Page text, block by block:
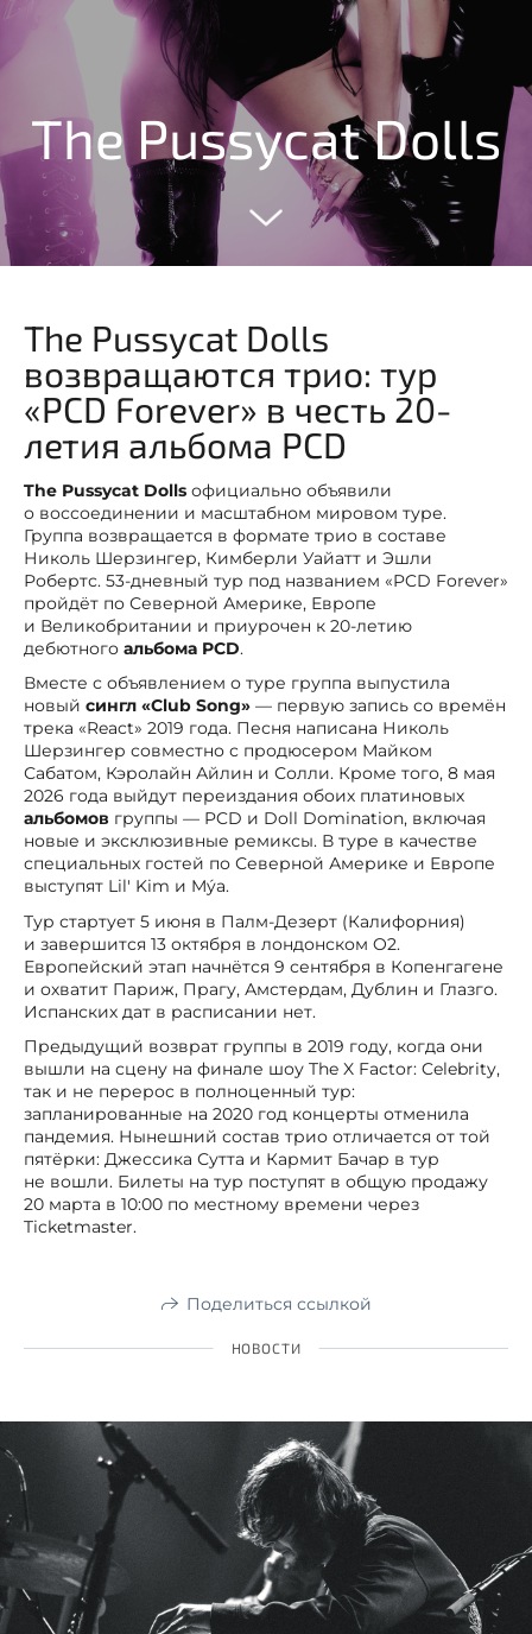
The Pussycat Dolls
The Pussycat Dolls
возвращаются трио: тур
«PCD Forever» в честь 20-
летия альбома PCD
The Pussycat Dolls официально объявили
о воссоединении и масштабном мировом туре.
Группа возвращается в формате трио в составе
Николь Шерзингер, Кимберли Уайатт и Эшли
Робертс. 53-дневный тур под названием «PCD Forever»
пройдёт по Северной Америке, Европе
и Великобритании и приурочен к 20-летию
дебютного альбома PCD.
Вместе с объявлением о туре группа выпустила
новый сингл «Club Song» — первую запись со времён
трека «React» 2019 года. Песня написана Николь
Шерзингер совместно с продюсером Майком
Сабатом, Кэролайн Айлин и Солли. Кроме того, 8 мая
2026 года выйдут переиздания обоих платиновых
альбомов группы — PCD и Doll Domination, включая
новые и эксклюзивные ремиксы. В туре в качестве
специальных гостей по Северной Америке и Европе
выступят Lil' Kim и Mýa.
Тур стартует 5 июня в Палм-Дезерт (Калифорния)
и завершится 13 октября в лондонском O2.
Европейский этап начнётся 9 сентября в Копенгагене
и охватит Париж, Прагу, Амстердам, Дублин и Глазго.
Испанских дат в расписании нет.
Предыдущий возврат группы в 2019 году, когда они
вышли на сцену на финале шоу The X Factor: Celebrity,
так и не перерос в полноценный тур:
запланированные на 2020 год концерты отменила
пандемия. Нынешний состав трио отличается от той
пятёрки: Джессика Сутта и Кармит Бачар в тур
не вошли. Билеты на тур поступят в общую продажу
20 марта в 10:00 по местному времени через
Ticketmaster.
Поделиться ссылкой
НОВОСТИ